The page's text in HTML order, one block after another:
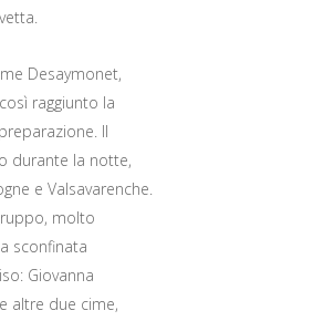
Desaymonet,
raggiunto la
Il
durante la notte,
e Valsavarenche.
molto
sconfinata
Giovanna
altre due cime,